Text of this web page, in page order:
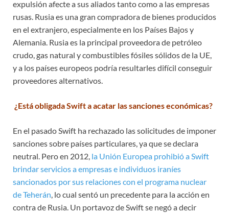
expulsión afecte a sus aliados tanto como a las empresas
rusas. Rusia es una gran compradora de bienes producidos
en el extranjero, especialmente en los Países Bajos y
Alemania. Rusia es la principal proveedora de petróleo
crudo, gas natural y combustibles fósiles sólidos de la UE,
y a los países europeos podría resultarles difícil conseguir
proveedores alternativos.
¿Está obligada Swift a acatar las sanciones económicas?
En el pasado Swift ha rechazado las solicitudes de imponer
sanciones sobre países particulares, ya que se declara
neutral. Pero en 2012, la Unión Europea prohibió a Swift
brindar servicios a empresas e individuos iraníes
sancionados por sus relaciones con el programa nuclear
de Teherán, lo cual sentó un precedente para la acción en
contra de Rusia. Un portavoz de Swift se negó a decir